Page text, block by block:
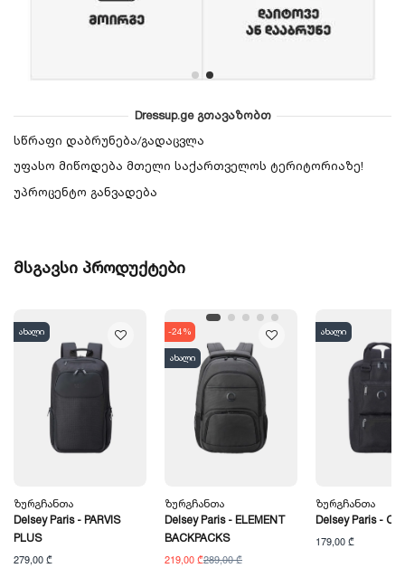
Dressup.ge გთავაზობთ
სწრაფი დაბრუნება/გადაცვლა
უფასო მიწოდება მთელი საქართველოს ტერიტორიაზე!
უპროცენტო განვადება
მსგავსი პროდუქტები
ახალი
Ზურგჩანთა
Delsey Paris - PARVIS
PLUS
279,00 ₾
-24%
ახალი
Ზურგჩანთა
Delsey Paris - ELEMENT
BACKPACKS
219,00 ₾289,00 ₾
ახალი
Ზურგჩანთა
Delsey Paris -
179,00 ₾